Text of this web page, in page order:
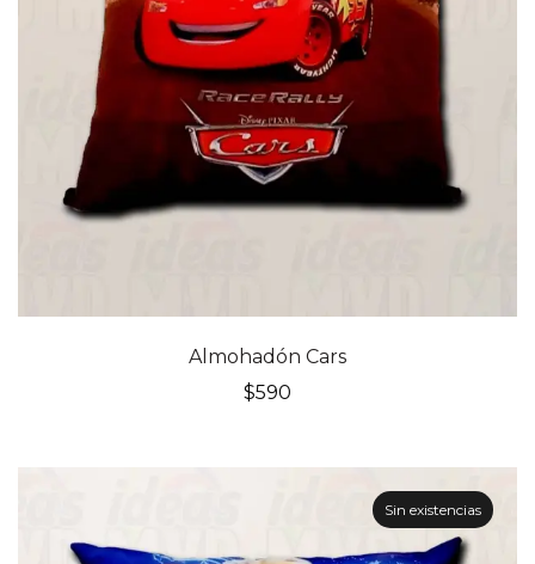
Almohadón Cars
$590
Sin existencias